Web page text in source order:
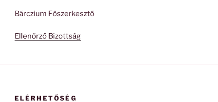
Bárczium Főszerkesztő
Ellenőrző Bizottság
ELÉRHETŐSÉG